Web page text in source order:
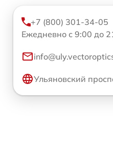
+7 (800) 301-34-05
Ежедневно с 9:00 до
Ульяновский